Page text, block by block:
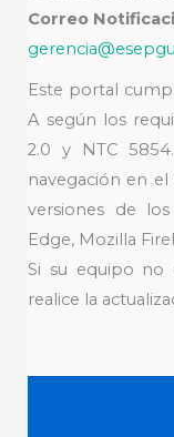
Correo
Este portal
A según los
2.0 y NTC
navegación en
versiones de
Edge, Mozilla
Si su equipo no
realice la